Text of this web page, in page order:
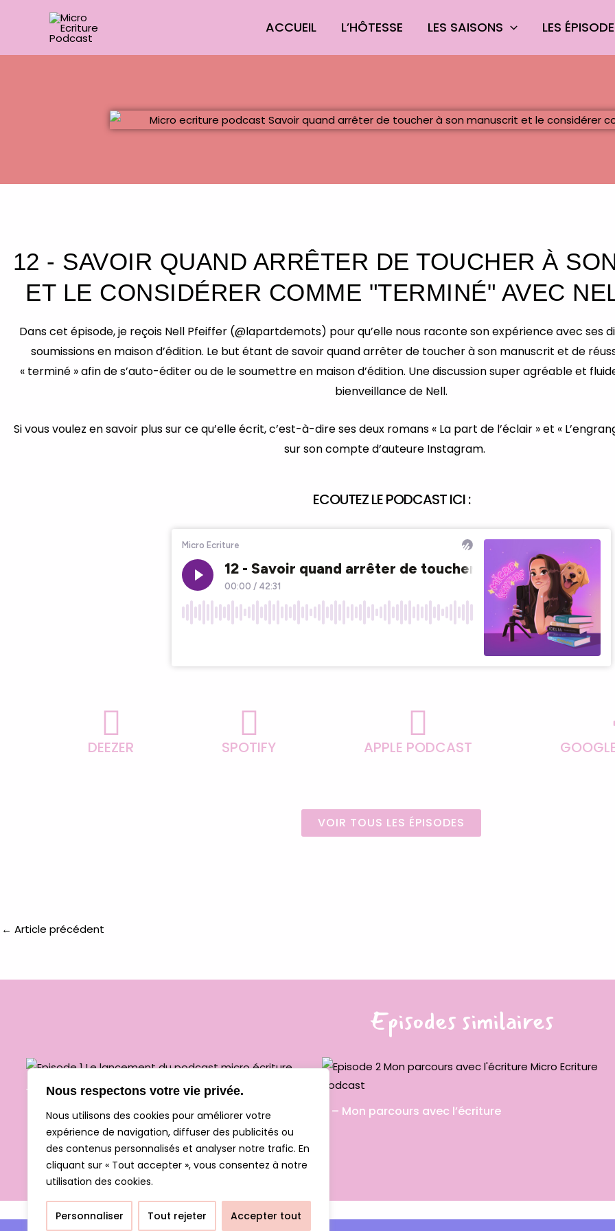
Nous respectons votre vie privée.
Nous utilisons des cookies pour améliorer votre
expérience de navigation, diffuser des publicités ou
des contenus personnalisés et analyser notre trafic. En
cliquant sur « Tout accepter », vous consentez à notre
utilisation des cookies.
Personnaliser Tout rejeter Accepter tout
ACCUEIL L’HÔTESSE LES SAISONS LES
12 - SAVOIR QUAND ARRÊTER DE TOUCHER À
ET LE CONSIDÉRER COMME "TERMINÉ" AVEC
Dans cet épisode, je reçois Nell Pfeiffer (@lapartdemots) pour qu’elle nous raconte son expérience avec ses
soumissions en maison d’édition. Le but étant de savoir quand arrêter de toucher à son manuscrit et de
« terminé » afin de s’auto-éditer ou de le soumettre en maison d’édition. Une discussion super agréable et
bienveillance de Nell.
Si vous voulez en savoir plus sur ce qu’elle écrit, c’est-à-dire ses deux romans « La part de l’éclair » et «
sur son compte d’auteure Instagram.
ECOUTEZ LE PODCAST ICI :
DEEZER SPOTIFY APPLE PODCAST
VOIR TOUS LES ÉPISODES
← Article précédent
Episodes similaires
1 – Le lancement de Micro Ecriture
2 – Mon parcours avec l’écriture